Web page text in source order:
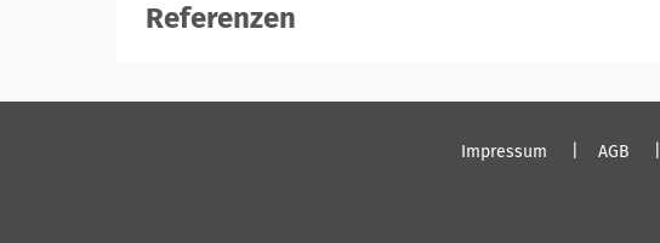
Referenzen
einloggen
Impressum AGB